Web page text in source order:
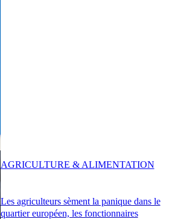
Les agriculteurs sèment la panique dans le
quartier européen, les fonctionnaires
AGRICULTURE & ALIMENTATION